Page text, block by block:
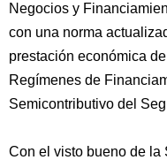
Negocios y
con una norma
prestación económica
Regímenes de
Semicontributivo del
Con el visto bueno de la